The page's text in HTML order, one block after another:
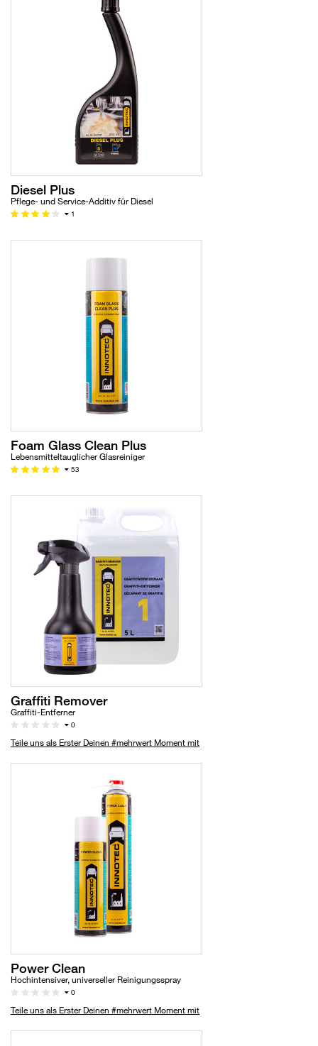
Diesel Plus
Pflege- und Service-Additiv für Diesel
1
Foam Glass Clean Plus
Lebensmitteltauglicher Glasreiniger
53
Graffiti Remover
Graffiti-Entferner
0
Teile uns als Erster Deinen #mehrwert Moment mit
Power Clean
Hochintensiver, universeller Reinigungsspray
0
Teile uns als Erster Deinen #mehrwert Moment mit